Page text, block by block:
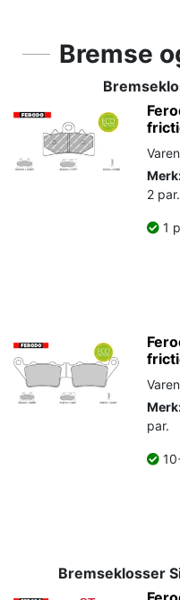
Bremse
2 par.
1
par.
Bremseklosser